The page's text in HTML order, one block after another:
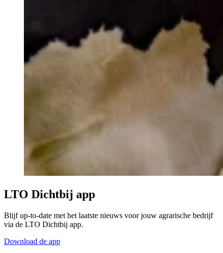
LTO Dichtbij app
Blijf up-to-date met het laatste nieuws voor jouw agrarische bedrijf
via de LTO Dichtbij app.
Download de app